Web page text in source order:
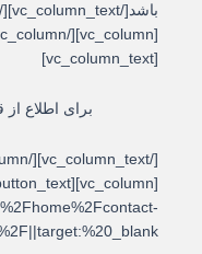
برای اطلاع از
us%2F||target:%20_blank|”][/vc_column][/vc_row]